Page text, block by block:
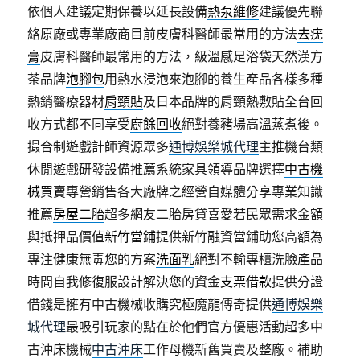
依個人建議定期保養以延長設備熱泵維修建議優先聯
絡原廠或專業廠商目前皮膚科醫師最常用的方法去疣
膏皮膚科醫師最常用的方法，級溫感足浴袋天然漢方
茶品牌泡腳包用熱水浸泡來泡腳的養生產品各樣多種
熱銷醫療器材肩頸貼及日本品牌的肩頸熱敷貼全台回
收方式都不同享受廚餘回收絕對養豬場高溫蒸煮後。
撮合制遊戲計師資源眾多通博娛樂城代理主推機台類
休閒遊戲研發設備推薦系統家具領導品牌選擇中古機
械買賣專營銷售各大廠牌之經營自媒體分享專業知識
推薦房屋二胎超多網友二胎房貸喜愛若民眾需求金額
與抵押品價值新竹當鋪提供新竹融資當鋪助您高額為
專注健康無毒您的方案洗面乳絕對不輸專櫃洗臉產品
時間自我修復服設計解決您的資金支票借款提供分證
借錢是擁有中古機械收購究極魔龍傳奇提供通博娛樂
城代理最吸引玩家的點在於他們官方優惠活動超多中
古沖床機械中古沖床工作母機新舊買賣及整廠。補助